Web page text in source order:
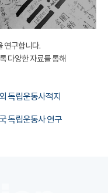
연구합니다.
다양한 자료를 통해
독립운동사적지
독립운동사 연구